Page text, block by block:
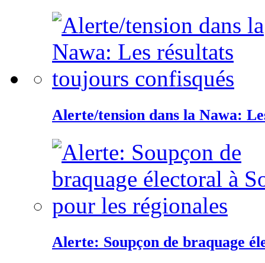
Alerte/tension dans la Nawa:
Alerte: Soupçon de braquage